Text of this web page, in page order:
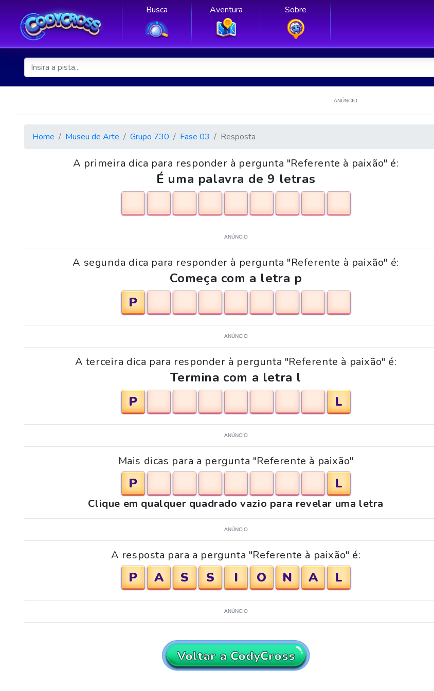
Busca Aventura Sobre
ANÚNCIO
Home Museu de Arte Grupo 730 Fase 03 Resposta
A primeira dica para responder à pergunta "Referente à paixão" é:
É uma palavra de 9 letras
ANÚNCIO
A segunda dica para responder à pergunta "Referente à paixão" é:
Começa com a letra p
P
ANÚNCIO
A terceira dica para responder à pergunta "Referente à paixão" é:
Termina com a letra l
P
L
ANÚNCIO
Mais dicas para a pergunta "Referente à paixão"
P L
Clique em qualquer quadrado vazio para revelar uma letra
ANÚNCIO
A resposta para a pergunta "Referente à paixão" é:
P A S S I O N A L
ANÚNCIO
Voltar a CodyCross